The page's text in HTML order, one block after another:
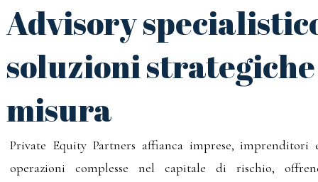
Advisory
soluzioni
misura
Private Equity Partners affianca imprese,
operazioni complesse nel capitale di rischio,